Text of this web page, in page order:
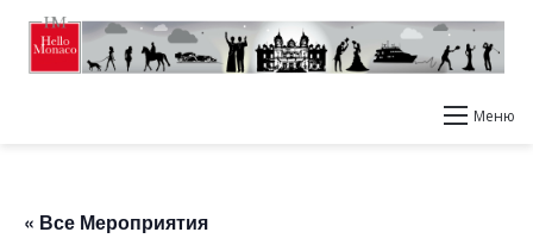
Меню
« Все Мероприятия